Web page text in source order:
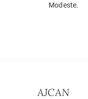
Modeste.
AJCAN